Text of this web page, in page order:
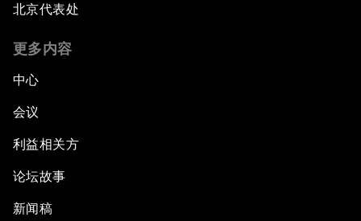
北京代表处
更多内容
中心
会议
利益相关方
论坛故事
新闻稿